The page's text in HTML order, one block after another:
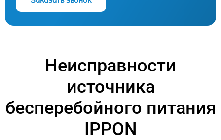
Неисправности
источника
бесперебойного питания
IPPON